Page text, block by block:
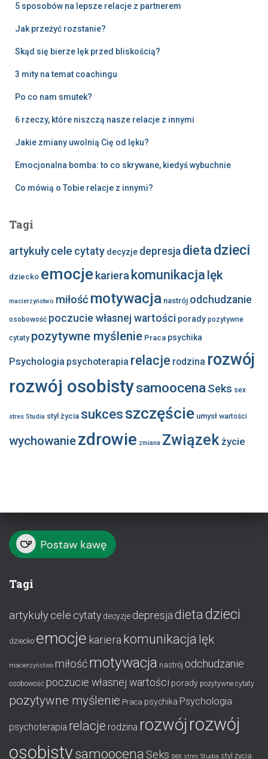
5 sposobów na lepsze relacje z partnerem
Jak przeżyć rozstanie?
Skąd się bierze lęk przed bliskością?
3 mity na temat coachingu
Po co nam smutek?
6 rzeczy, które niszczą nasze relacje z innymi
Jakie zmiany uwolnią Cię od lęku?
Emocjonalna bomba: to co skrywane, kiedyś wybuchnie
Co mówią o Tobie relacje z innymi?
Tagi
artykułycele cytaty decyzje depresja dieta dzieci
dziecko emocje kariera komunikacja lęk
macierzyństwo miłość motywacja nastrój odchudzanie
osobowość poczucie własnej wartości porady pozytywne
cytaty pozytywne myślenie Praca psychika
Psychologia psychoterapia relacje rodzina rozwój
rozwój osobistysamoocenaSeks sex
stres Studia styl życia sukcesszczęście umysł wartości
wychowaniezdrowie zmiana Związekżycie
Tagi
artykułycele cytaty decyzje depresja dietadzieci
dziecko emocje kariera komunikacja lęk
macierzyństwo miłośćmotywacja nastrój odchudzanie
osobowość poczucie własnej wartości porady pozytywne cytaty
pozytywne myślenie Praca psychika Psychologia
psychoterapia relacje rodzina rozwój rozwój
osobistysamoocena Seks sex stres Studia styl życia